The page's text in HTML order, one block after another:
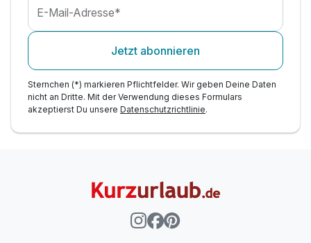
E-Mail-Adresse*
Jetzt abonnieren
Sternchen (*) markieren Pflichtfelder. Wir geben Deine Daten
nicht an Dritte. Mit der Verwendung dieses Formulars
akzeptierst Du unsere Datenschutzrichtlinie.